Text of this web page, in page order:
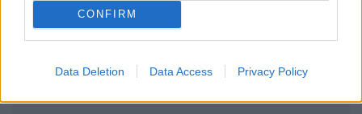
CONFIRM
Data Deletion Data Access Privacy Policy